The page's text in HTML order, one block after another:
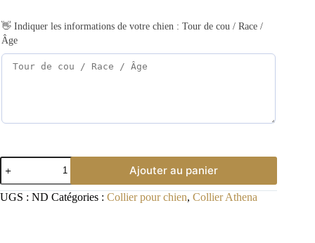
👋 Indiquer les informations de votre chien : Tour de cou / Race /
Âge
Ajouter au panier
UGS : ND Catégories : Collier pour chien, Collier Athena